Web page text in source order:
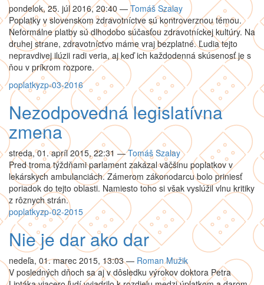
pondelok, 25. júl 2016, 20:40 — Tomáš Szalay
Poplatky v slovenskom zdravotníctve sú kontroverznou témou.
Neformálne platby sú dlhodobo súčasťou zdravotníckej kultúry. Na
druhej strane, zdravotníctvo máme vraj bezplatné. Ľudia tejto
nepravdivej ilúzii radi veria, aj keď ich každodenná skúsenosť je s
ňou v príkrom rozpore.
poplatkyzp-03-2016
Nezodpovedná legislatívna
zmena
streda, 01. apríl 2015, 22:31 — Tomáš Szalay
Pred troma týždňami parlament zakázal väčšinu poplatkov v
lekárskych ambulanciách. Zámerom zákonodarcu bolo priniesť
poriadok do tejto oblasti. Namiesto toho si však vyslúžil vlnu kritiky
z rôznych strán.
poplatkyzp-02-2015
Nie je dar ako dar
nedeľa, 01. marec 2015, 13:03 — Roman Mužik
V posledných dňoch sa aj v dôsledku výrokov doktora Petra